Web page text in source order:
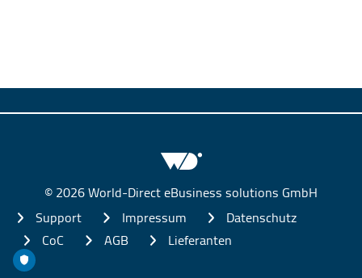
© 2026 World-Direct eBusiness solutions GmbH
Support
Impressum
Datenschutz
CoC
AGB Lieferanten